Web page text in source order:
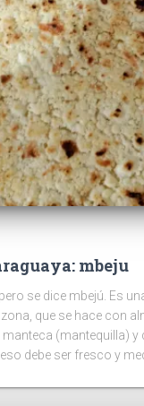
mbeju
se dice mbejú. Es
que se hace con
(mantequilla) y
debe ser fresco y